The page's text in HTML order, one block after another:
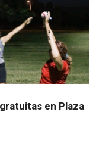
en Plaza